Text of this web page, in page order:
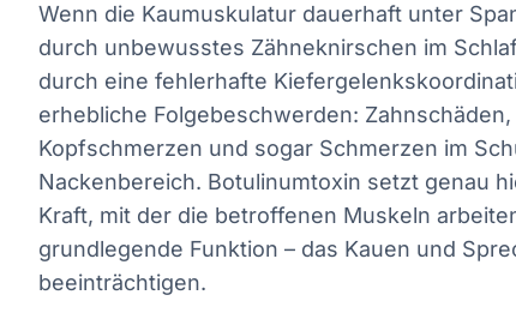
Wenn die Kaumuskulatur dauerhaft unter
durch unbewusstes Zähneknirschen im
durch eine fehlerhafte
erhebliche Folgebeschwerden:
Kopfschmerzen und sogar Schmerzen im
Nackenbereich. Botulinumtoxin setzt genau
Kraft, mit der die betroffenen Muskeln
grundlegende Funktion – das Kauen und
beeinträchtigen.